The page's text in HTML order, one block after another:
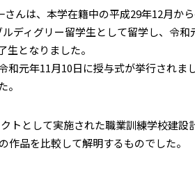
んは、本学在籍中の平成29年12月か
ィグリー留学生として留学し、令和
生となりました。
元年11月10日に授与式が挙行されま
として実施された職業訓練学校建
品を比較して解明するものでした。